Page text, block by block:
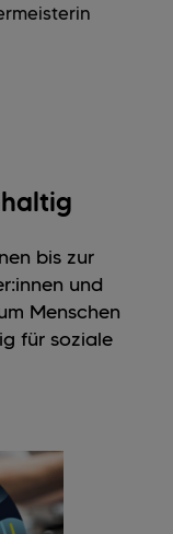
bis zur
und
Menschen
für soziale